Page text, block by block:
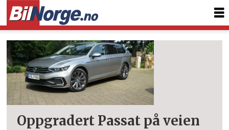
Tag:
passat
alltrack
Oppgradert Passat på veien